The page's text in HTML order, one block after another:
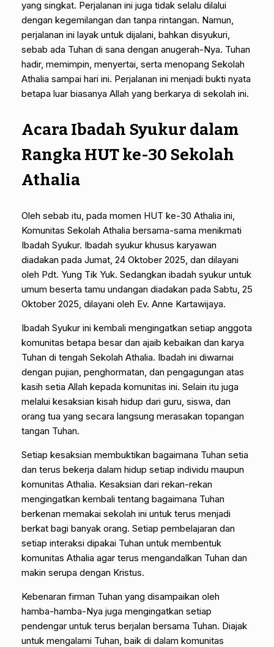
yang singkat. Perjalanan ini juga tidak selalu dilalui
dengan kegemilangan dan tanpa rintangan. Namun,
perjalanan ini layak untuk dijalani, bahkan disyukuri,
sebab ada Tuhan di sana dengan anugerah-Nya. Tuhan
hadir, memimpin, menyertai, serta menopang Sekolah
Athalia sampai hari ini. Perjalanan ini menjadi bukti nyata
betapa luar biasanya Allah yang berkarya di sekolah ini.
Acara Ibadah Syukur dalam
Rangka HUT ke-30 Sekolah
Athalia
Oleh sebab itu, pada momen HUT ke-30 Athalia ini,
Komunitas Sekolah Athalia bersama-sama menikmati
Ibadah Syukur. Ibadah syukur khusus karyawan
diadakan pada Jumat, 24 Oktober 2025, dan dilayani
oleh Pdt. Yung Tik Yuk. Sedangkan ibadah syukur untuk
umum beserta tamu undangan diadakan pada Sabtu, 25
Oktober 2025, dilayani oleh Ev. Anne Kartawijaya.
Ibadah Syukur ini kembali mengingatkan setiap anggota
komunitas betapa besar dan ajaib kebaikan dan karya
Tuhan di tengah Sekolah Athalia. Ibadah ini diwarnai
dengan pujian, penghormatan, dan pengagungan atas
kasih setia Allah kepada komunitas ini. Selain itu juga
melalui kesaksian kisah hidup dari guru, siswa, dan
orang tua yang secara langsung merasakan topangan
tangan Tuhan.
Setiap kesaksian membuktikan bagaimana Tuhan setia
dan terus bekerja dalam hidup setiap individu maupun
komunitas Athalia. Kesaksian dari rekan-rekan
mengingatkan kembali tentang bagaimana Tuhan
berkenan memakai sekolah ini untuk terus menjadi
berkat bagi banyak orang. Setiap pembelajaran dan
setiap interaksi dipakai Tuhan untuk membentuk
komunitas Athalia agar terus mengandalkan Tuhan dan
makin serupa dengan Kristus.
Kebenaran firman Tuhan yang disampaikan oleh
hamba-hamba-Nya juga mengingatkan setiap
pendengar untuk terus berjalan bersama Tuhan. Diajak
untuk mengalami Tuhan, baik di dalam komunitas